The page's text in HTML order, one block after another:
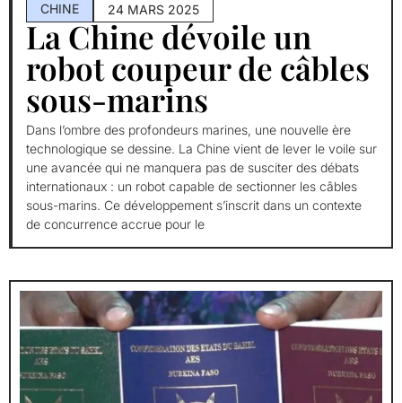
CHINE 24 MARS 2025
La Chine dévoile un
robot coupeur de câbles
sous-marins
Dans l’ombre des profondeurs marines, une nouvelle ère
technologique se dessine. La Chine vient de lever le voile sur
une avancée qui ne manquera pas de susciter des débats
internationaux : un robot capable de sectionner les câbles
sous-marins. Ce développement s’inscrit dans un contexte
de concurrence accrue pour le